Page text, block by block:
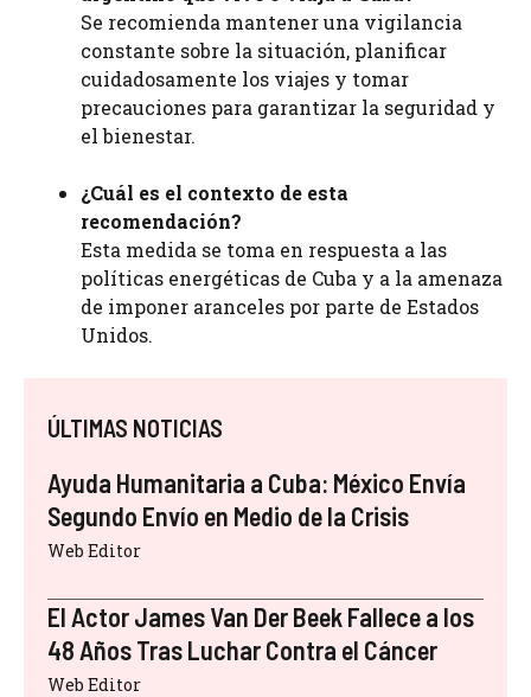
Se recomienda mantener una vigilancia
constante sobre la situación, planificar
cuidadosamente los viajes y tomar
precauciones para garantizar la seguridad y
el bienestar.
¿Cuál es el contexto de esta
recomendación?
Esta medida se toma en respuesta a las
políticas energéticas de Cuba y a la amenaza
de imponer aranceles por parte de Estados
Unidos.
ÚLTIMAS NOTICIAS
Ayuda Humanitaria a Cuba: México Envía
Segundo Envío en Medio de la Crisis
Web Editor
El Actor James Van Der Beek Fallece a los
48 Años Tras Luchar Contra el Cáncer
Web Editor